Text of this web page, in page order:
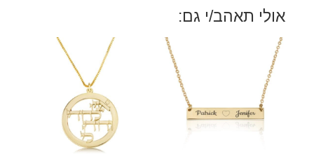
אולי תאהב/י גם: